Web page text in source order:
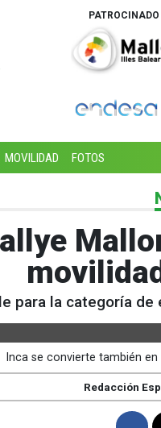
PATROCINADO
MOVILIDAD FOTOS
para la categoría
Inca se convierte también
Redacción